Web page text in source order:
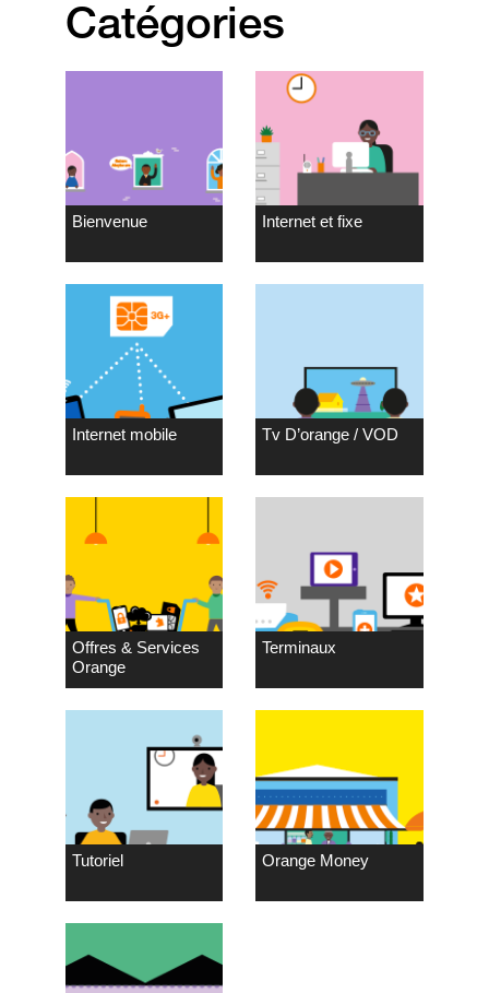
Catégories
Bienvenue Internet et fixe
Internet mobile Tv D’orange / VOD
Offres & Services
Orange
Terminaux
Tutoriel Orange Money